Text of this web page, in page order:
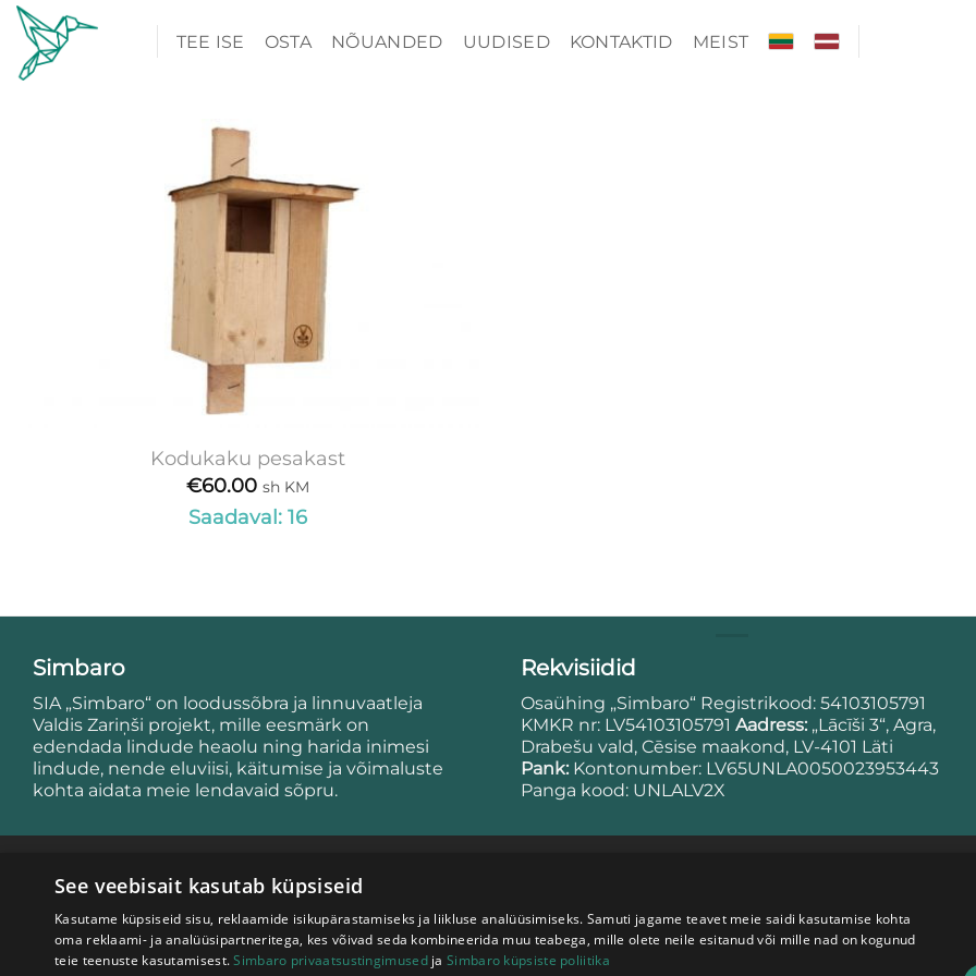
Skip
content
TEE ISE OSTA NÕUANDED UUDISED KONTAKTID MEIST
Kodukaku pesakast
€60.00 sh KM
Saadaval: 16
Simbaro
SIA „Simbaro“ on loodussõbra ja linnuvaatleja
Valdis Zariņši projekt, mille eesmärk on
edendada lindude heaolu ning harida inimesi
lindude, nende eluviisi, käitumise ja võimaluste
kohta aidata meie lendavaid sõpru.
Rekvisiidid
Osaühing „Simbaro“ Registrikood: 54103105791
KMKR nr: LV54103105791 Aadress: „Lācīši 3“, Agra,
Drabešu vald, Cēsise maakond, LV-4101 Läti
Pank: Kontonumber: LV65UNLA0050023953443
Panga kood: UNLALV2X
See veebisait kasutab küpsiseid
Kasutame küpsiseid sisu, reklaamide isikupärastamiseks ja liikluse analüüsimiseks. Samuti jagame teavet meie saidi kasutamise kohta
oma reklaami- ja analüüsipartneritega, kes võivad seda kombineerida muu teabega, mille olete neile esitanud või mille nad on kogunud
teie teenuste kasutamisest.Simbaro privaatsustingimusedjaSimbaro küpsiste poliitika